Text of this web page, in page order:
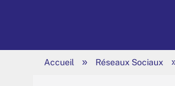
Accueil » Réseaux Sociaux